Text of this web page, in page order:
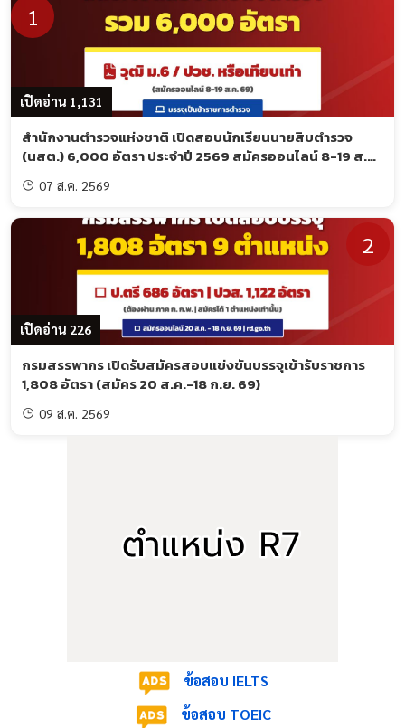
ผู้ช่วยทันตแพทย์ปฏิบัติงาน
เจ้าพนักงานเภสัชกรรมปฏิบัติงาน
2. ตำแหน่งประเภทวิชาการ ระดับปฏิบัติการ (383
อัตรา)
ชื่อตำแหน่ง
พยาบาลวิชาชีพปฏิบัติการ 253
นายแพทย์ปฏิบัติการ 96
เภสัชกรปฏิบัติการ
นักฉุกเฉินการแพทย์ปฏิบัติการ 6
นักรังสีการแพทย์ปฏิบัติการ
นักวิชาการเวชสถิติปฏิบัติการ
ประเภททั่วไป:เริ่มต้นที่ 11,380 - 15,320 บาท (ตาม
วุฒิการศึกษาตั้งแต่หลักสูตร 1 ปี ถึง ปวส.)
เปิดอ่าน 1,131
1
สำนักงานตำรวจแห่งชาติ เปิดสอบนักเรียนนายสิบตำรวจ
(นสต.) 6,000 อัตรา ประจำปี 2569 สมัครออนไลน์ 8-19 ส.ค.
69 07 ส.ค. 2569
เปิดอ่าน 226
2
กรมสรรพากร เปิดรับสมัครสอบแข่งขันบรรจุเข้ารับราชการ
1,808 อัตรา (สมัคร 20 ส.ค.-18 ก.ย. 69)
09 ส.ค. 2569
ข้อสอบ IELTS
ข้อสอบ TOEIC